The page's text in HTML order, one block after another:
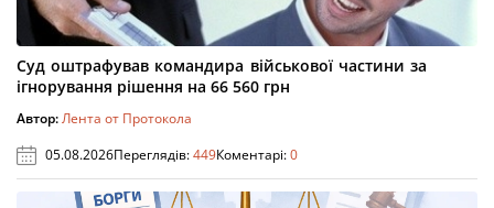
Суд оштрафував командира військової частини за
ігнорування рішення на 66 560 грн
Автор:Лента от Протокола
05.08.2026Переглядів:449Коментарі:0